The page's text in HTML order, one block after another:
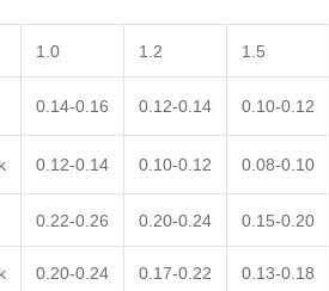
1.0 1.2 1.5
0.14-0.16 0.12-0.14 0.10-0.12
0.12-0.14 0.10-0.12 0.08-0.10
0.22-0.26 0.20-0.24 0.15-0.20
0.20-0.24 0.17-0.22 0.13-0.18